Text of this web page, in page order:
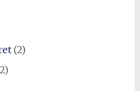
(2)